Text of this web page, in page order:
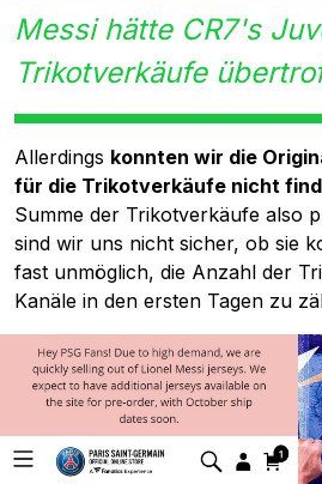
Messi hätte CR7's
Trikotverkäufe
Allerdings konnten wir die
für die Trikotverkäufe nicht
Summe der Trikotverkäufe also
sind wir uns nicht sicher, ob sie
fast unmöglich, die Anzahl der
Kanäle in den ersten Tagen zu